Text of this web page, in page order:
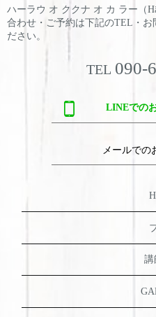
ハーラウ オ ククナ オ カ ラー（
合わせ・ご予約は下記のTEL・お
ださい。
TEL 090-
LINEでの
メールでの
講